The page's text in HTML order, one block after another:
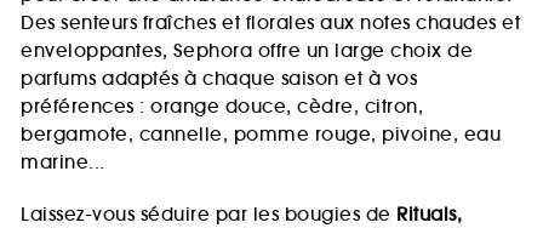
Des senteurs fraîches et florales aux notes chaudes et
enveloppantes, Sephora offre un large choix de
parfums adaptés à chaque saison et à vos
préférences : orange douce, cèdre, citron,
bergamote, cannelle, pomme rouge, pivoine, eau
marine...
Laissez-vous séduire par les bougies de Rituals,